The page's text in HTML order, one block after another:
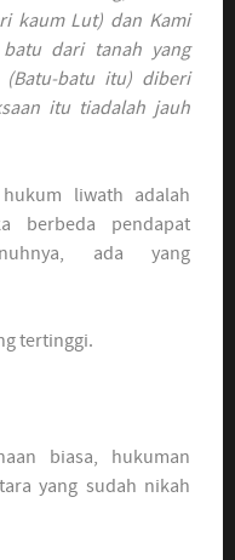
kaum Lut) dan Kami
dari tanah yang
(Batu-batu itu) diberi
itu tiadalah jauh
liwath adalah
berbeda pendapat
ada yang
tertinggi.
biasa, hukuman
yang sudah nikah